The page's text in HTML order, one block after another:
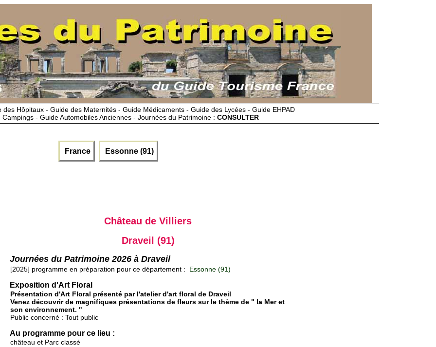
Hôpitaux - Guide des Maternités - Guide Médicaments - Guide des Lycées - Guide EHPAD
- Guide Automobiles Anciennes - Journées du Patrimoine : CONSULTER
France Essonne (91)
Château de Villiers
Draveil (91)
Journées du Patrimoine 2026 à Draveil
[2025] programme en préparation pour ce département : Essonne (91)
Exposition d'Art Floral
Présentation d'Art Floral présenté par l'atelier d'art floral de Draveil
Venez découvrir de magnifiques présentations de fleurs sur le thème de " la Mer et
son environnement. "
Public concerné : Tout public
Au programme pour ce lieu :
château et Parc classé